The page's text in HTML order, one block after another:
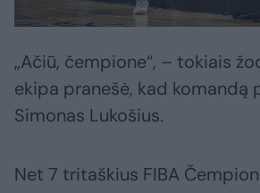
„Ačiū, čempione“, – tokiais
ekipa pranešė, kad komandą
Simonas Lukošius.
Net 7 tritaškius FIBA